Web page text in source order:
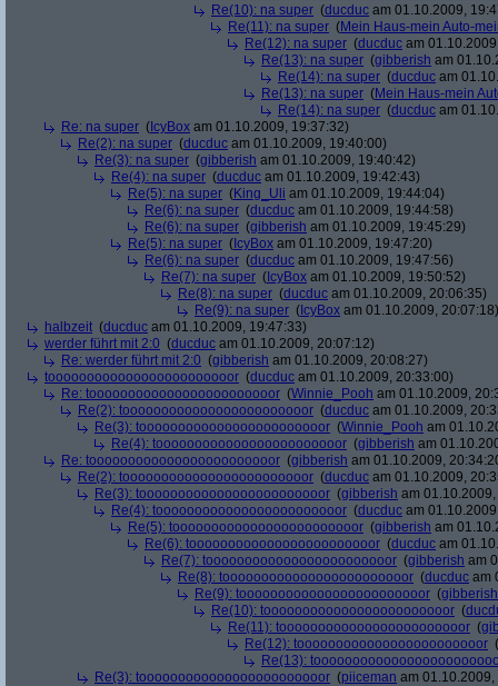
Re(10): na super (ducduc am 01.10.2009,
Re(11): na super (Mein Haus-mein Auto-
Re(12): na super (ducduc am
Re(13): na super (gibberish am
Re(14): na super (ducduc am
Re(13): na super (Mein Haus-mein
Re(14): na super (ducduc am
Re: na super ( IcyBox am 01.10.2009, 19:37:32)
Re(2): na super (ducduc am 01.10.2009, 19:40:00)
Re(3): na super (gibberish am 01.10.2009, 19:40:42)
Re(4): na super (ducduc am 01.10.2009, 19:42:43)
Re(5): na super (King_Uli am 01.10.2009, 19:44:04)
Re(6): na super (ducduc am 01.10.2009, 19:44:58)
Re(6): na super (gibberish am 01.10.2009, 19:45:29)
Re(5): na super ( IcyBox am 01.10.2009, 19:47:20)
Re(6): na super (ducduc am 01.10.2009, 19:47:56)
Re(7): na super ( IcyBox am 01.10.2009, 19:50:52)
Re(8): na super (ducduc am 01.10.2009, 20:06:35)
Re(9): na super ( IcyBox am 01.10.2009, 20:07:18)
halbzeit (ducduc am 01.10.2009, 19:47:33)
werder führt mit 2:0 (ducduc am 01.10.2009, 20:07:12)
Re: werder führt mit 2:0 (gibberish am 01.10.2009, 20:08:27)
toooooooooooooooooooooooor (ducduc am 01.10.2009, 20:33:00)
Re: toooooooooooooooooooooooor (Winnie_Pooh am 01.10.2009,
Re(2): toooooooooooooooooooooooor (ducduc am 01.10.2009,
Re(3): toooooooooooooooooooooooor (Winnie_Pooh am
Re(4): toooooooooooooooooooooooor (gibberish am
Re: toooooooooooooooooooooooor (gibberish am 01.10.2009,
Re(2): toooooooooooooooooooooooor (ducduc am 01.10.2009,
Re(3): toooooooooooooooooooooooor (gibberish am
Re(4): toooooooooooooooooooooooor (ducduc am
Re(5): toooooooooooooooooooooooor (gibberish am
Re(6): toooooooooooooooooooooooor (ducduc am
Re(7): toooooooooooooooooooooooor (gibberish am
Re(8): toooooooooooooooooooooooor (ducduc am
Re(9): toooooooooooooooooooooooor (gibberish
Re(10): toooooooooooooooooooooooor (
Re(11): toooooooooooooooooooooooor (
Re(12): toooooooooooooooooooooooor (
Re(13):
Re(3): toooooooooooooooooooooooor (piiceman am